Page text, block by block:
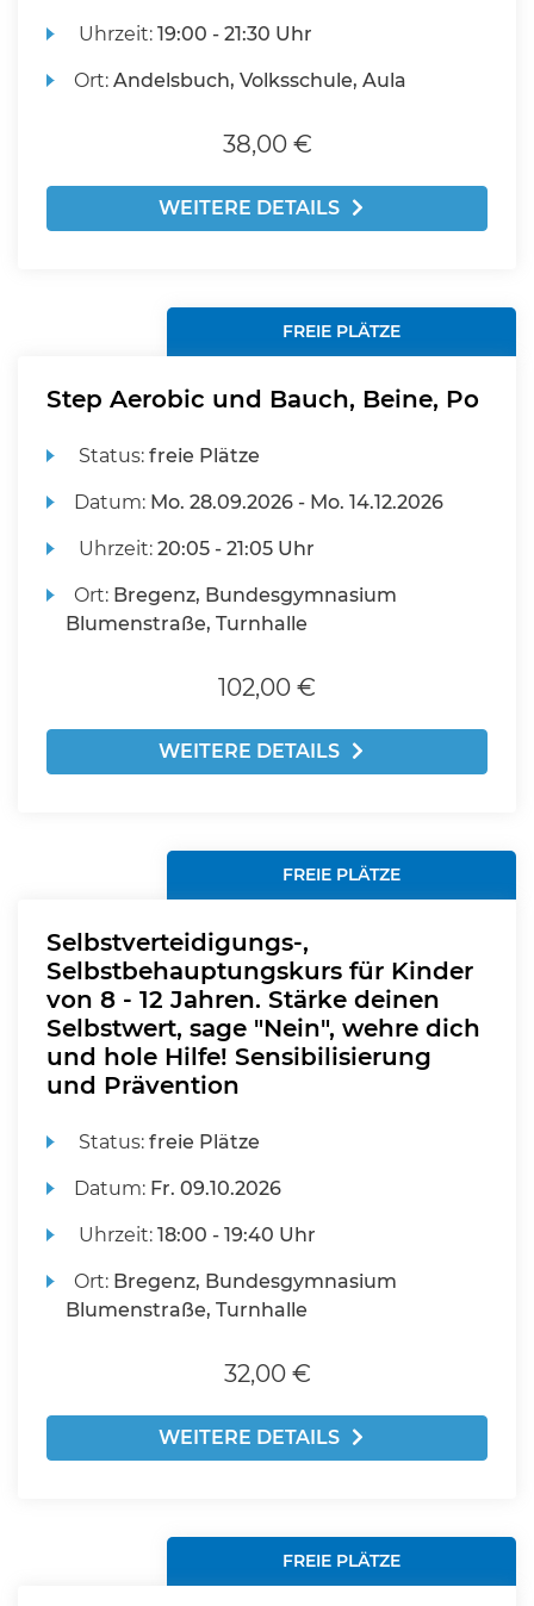
Uhrzeit:19:00 - 21:30 Uhr
Ort:Andelsbuch, Volksschule, Aula
38,00 €
WEITERE DETAILS
FREIE PLÄTZE
Step Aerobic und Bauch, Beine, Po
Status:freie Plätze
Datum: Mo. 28.09.2026 - Mo. 14.12.2026
Uhrzeit:20:05 - 21:05 Uhr
Ort: Bregenz, Bundesgymnasium
Blumenstraße, Turnhalle
102,00 €
WEITERE DETAILS
FREIE PLÄTZE
Selbstverteidigungs-,
Selbstbehauptungskurs für Kinder
von 8 - 12 Jahren. Stärke deinen
Selbstwert, sage "Nein", wehre dich
und hole Hilfe! Sensibilisierung
und Prävention
Status:freie Plätze
Datum: Fr. 09.10.2026
Uhrzeit:18:00 - 19:40 Uhr
Ort: Bregenz, Bundesgymnasium
Blumenstraße, Turnhalle
32,00 €
WEITERE DETAILS
FREIE PLÄTZE